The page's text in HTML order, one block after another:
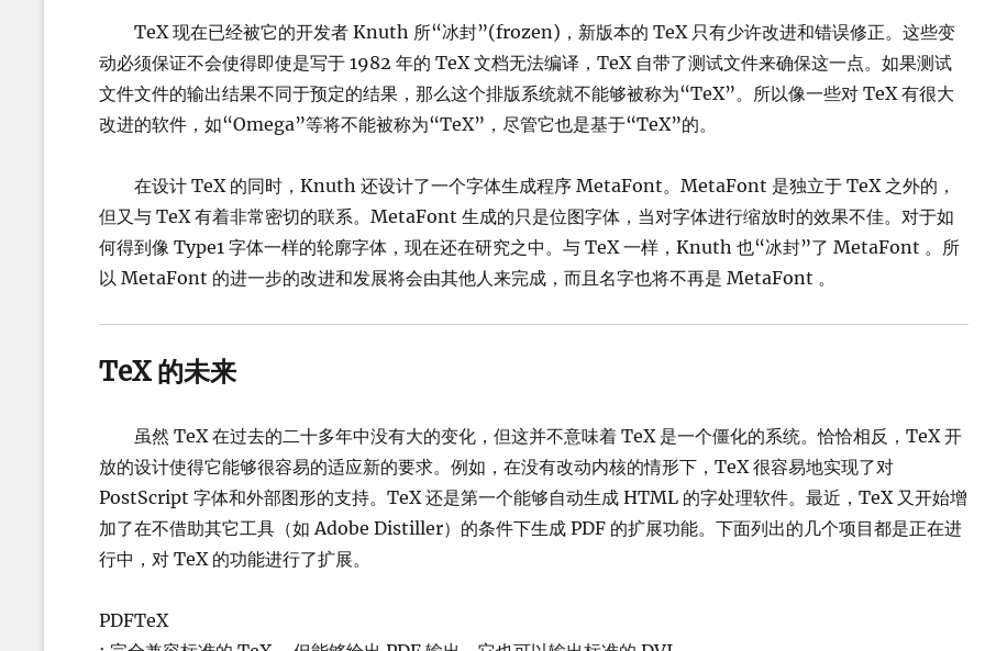
TeX 现在已经被它的开发者 Knuth 所“冰封”(frozen)，新版本的 TeX 只有少许改进和错误修正。这些变
动必须保证不会使得即使是写于 1982 年的 TeX 文档无法编译，TeX 自带了测试文件来确保这一点。如果测试
文件文件的输出结果不同于预定的结果，那么这个排版系统就不能够被称为“TeX”。所以像一些对 TeX 有很大
改进的软件，如“Omega”等将不能被称为“TeX”，尽管它也是基于“TeX”的。
在设计 TeX 的同时，Knuth 还设计了一个字体生成程序 MetaFont。MetaFont 是独立于 TeX 之外的，
但又与 TeX 有着非常密切的联系。MetaFont 生成的只是位图字体，当对字体进行缩放时的效果不佳。对于如
何得到像 Type1 字体一样的轮廓字体，现在还在研究之中。与 TeX 一样，Knuth 也“冰封”了 MetaFont 。所
以 MetaFont 的进一步的改进和发展将会由其他人来完成，而且名字也将不再是 MetaFont 。
TeX 的未来
虽然 TeX 在过去的二十多年中没有大的变化，但这并不意味着 TeX 是一个僵化的系统。恰恰相反，TeX 开
放的设计使得它能够很容易的适应新的要求。例如，在没有改动内核的情形下，TeX 很容易地实现了对
PostScript 字体和外部图形的支持。TeX 还是第一个能够自动生成 HTML 的字处理软件。最近，TeX 又开始增
加了在不借助其它工具（如 Adobe Distiller）的条件下生成 PDF 的扩展功能。下面列出的几个项目都是正在进
行中，对 TeX 的功能进行了扩展。
PDFTeX